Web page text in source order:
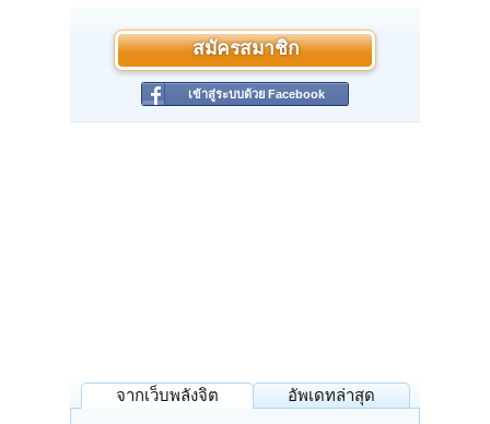
ขอให้ดูในพระสุตตันตปิฎก เล่มที่ ๙ ในสารีปุตตสังยุต มีทั้งหมด ๙ สูตร
ทุกสูตรมีเนื้อหาที่เหมือนกันอยู่จุดหนึ่ง ก็คือ พระอานนท์ถามพระสารีบุตรว่า
"ท่านพระสารีบุตรอยู่ด้วยวิหารธรรมอะไร?"
หวังว่า คำตอบของผมจะถูกใจหมวยนีย์ ไม่มากก็น้อย
สมัครสมาชิก
เข้าสู่ระบบด้วย Facebook
จากเว็บพลังจิต อัพเดทล่าสุด